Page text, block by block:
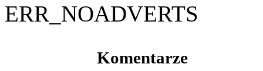
ERR_NOADVERTS
Komentarze